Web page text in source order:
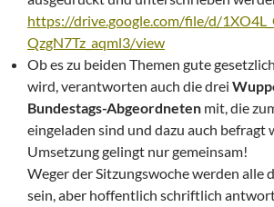
https://drive.google.com/file/d/
QzgN7Tz_aqml3/view
Ob es zu beiden Themen gute
wird, verantworten auch die drei
Bundestags-Abgeordneten mit, die
eingeladen sind und dazu auch befragt
Umsetzung gelingt nur gemeinsam!
Weger der Sitzungswoche werden alle
sein, aber hoffentlich schriftlich